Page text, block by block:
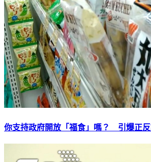
你支持政府開放「福食」嗎？ 引爆正